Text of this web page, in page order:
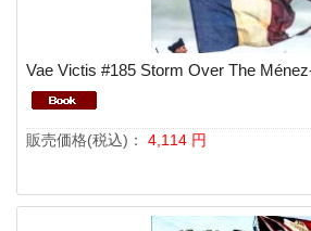
Vae Victis #185 Storm Over The
販売価格(税込)： 4,114 円